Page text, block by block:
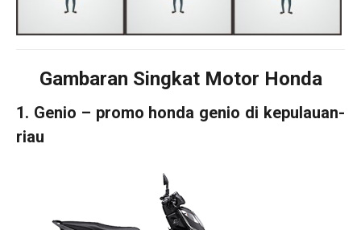
Gambaran Singkat Motor Honda
1. Genio – promo honda genio di kepulauan-
riau